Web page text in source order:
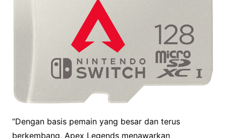
“Dengan basis pemain yang besar dan terus
berkembang, Apex Legends menawarkan